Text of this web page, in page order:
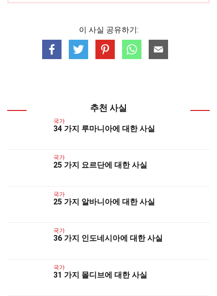
이 사실 공유하기:
추천 사실
국가
34 가지 루마니아에 대한 사실
국가
25 가지 요르단에 대한 사실
국가
25 가지 알바니아에 대한 사실
국가
36 가지 인도네시아에 대한 사실
국가
31 가지 몰디브에 대한 사실